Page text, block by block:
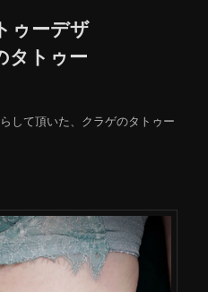
ゥーデザ
トゥー
して頂いた、クラゲのタトゥー